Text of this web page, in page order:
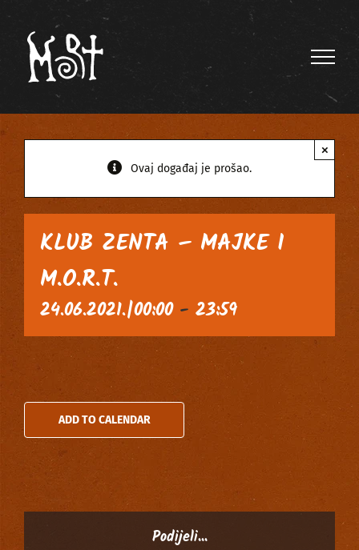
content
Ovaj događaj je prošao.
×
KLUB ZENTA – MAJKE I
M.O.R.T.
24.06.2021.|00:00- 23:59
ADD TO CALENDAR
Podijeli...